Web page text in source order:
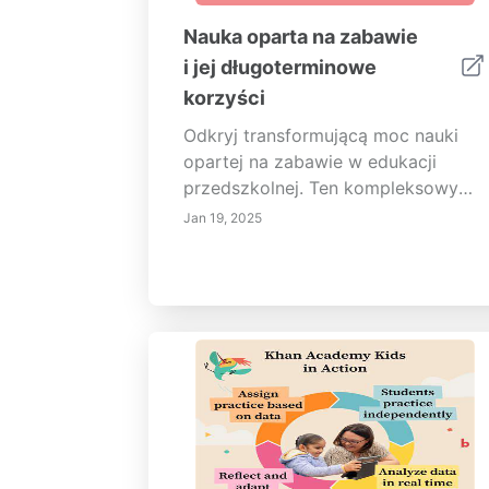
Nauka oparta na zabawie
i jej długoterminowe
korzyści
Odkryj transformującą moc nauki
opartej na zabawie w edukacji
przedszkolnej. Ten kompleksowy
przewodnik bada, jak zabawa pełni
Dowiedz się, jak ważną rolę
odgrywają nauczyciele w tworzeniu
angażujących doświadczeń
edukacyjnych oraz
długoterminowych korzyści z
rozwijania ciekawości, kreatywności
Jan 19, 2025